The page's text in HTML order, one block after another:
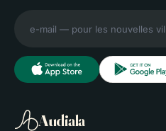
Audiala